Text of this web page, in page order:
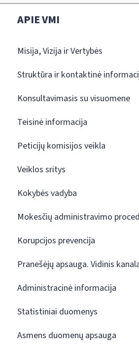
APIE VMI
Misija, Vizija ir Vertybės
Struktūra ir kontaktinė
Konsultavimasis su visuomene
Teisinė informacija
Peticijų komisijos veikla
Veiklos sritys
Kokybės vadyba
Mokesčių administravimo
Korupcijos prevencija
Pranešėjų apsauga. Vidinis
Administracinė informacija
Statistiniai duomenys
Asmens duomenų apsauga